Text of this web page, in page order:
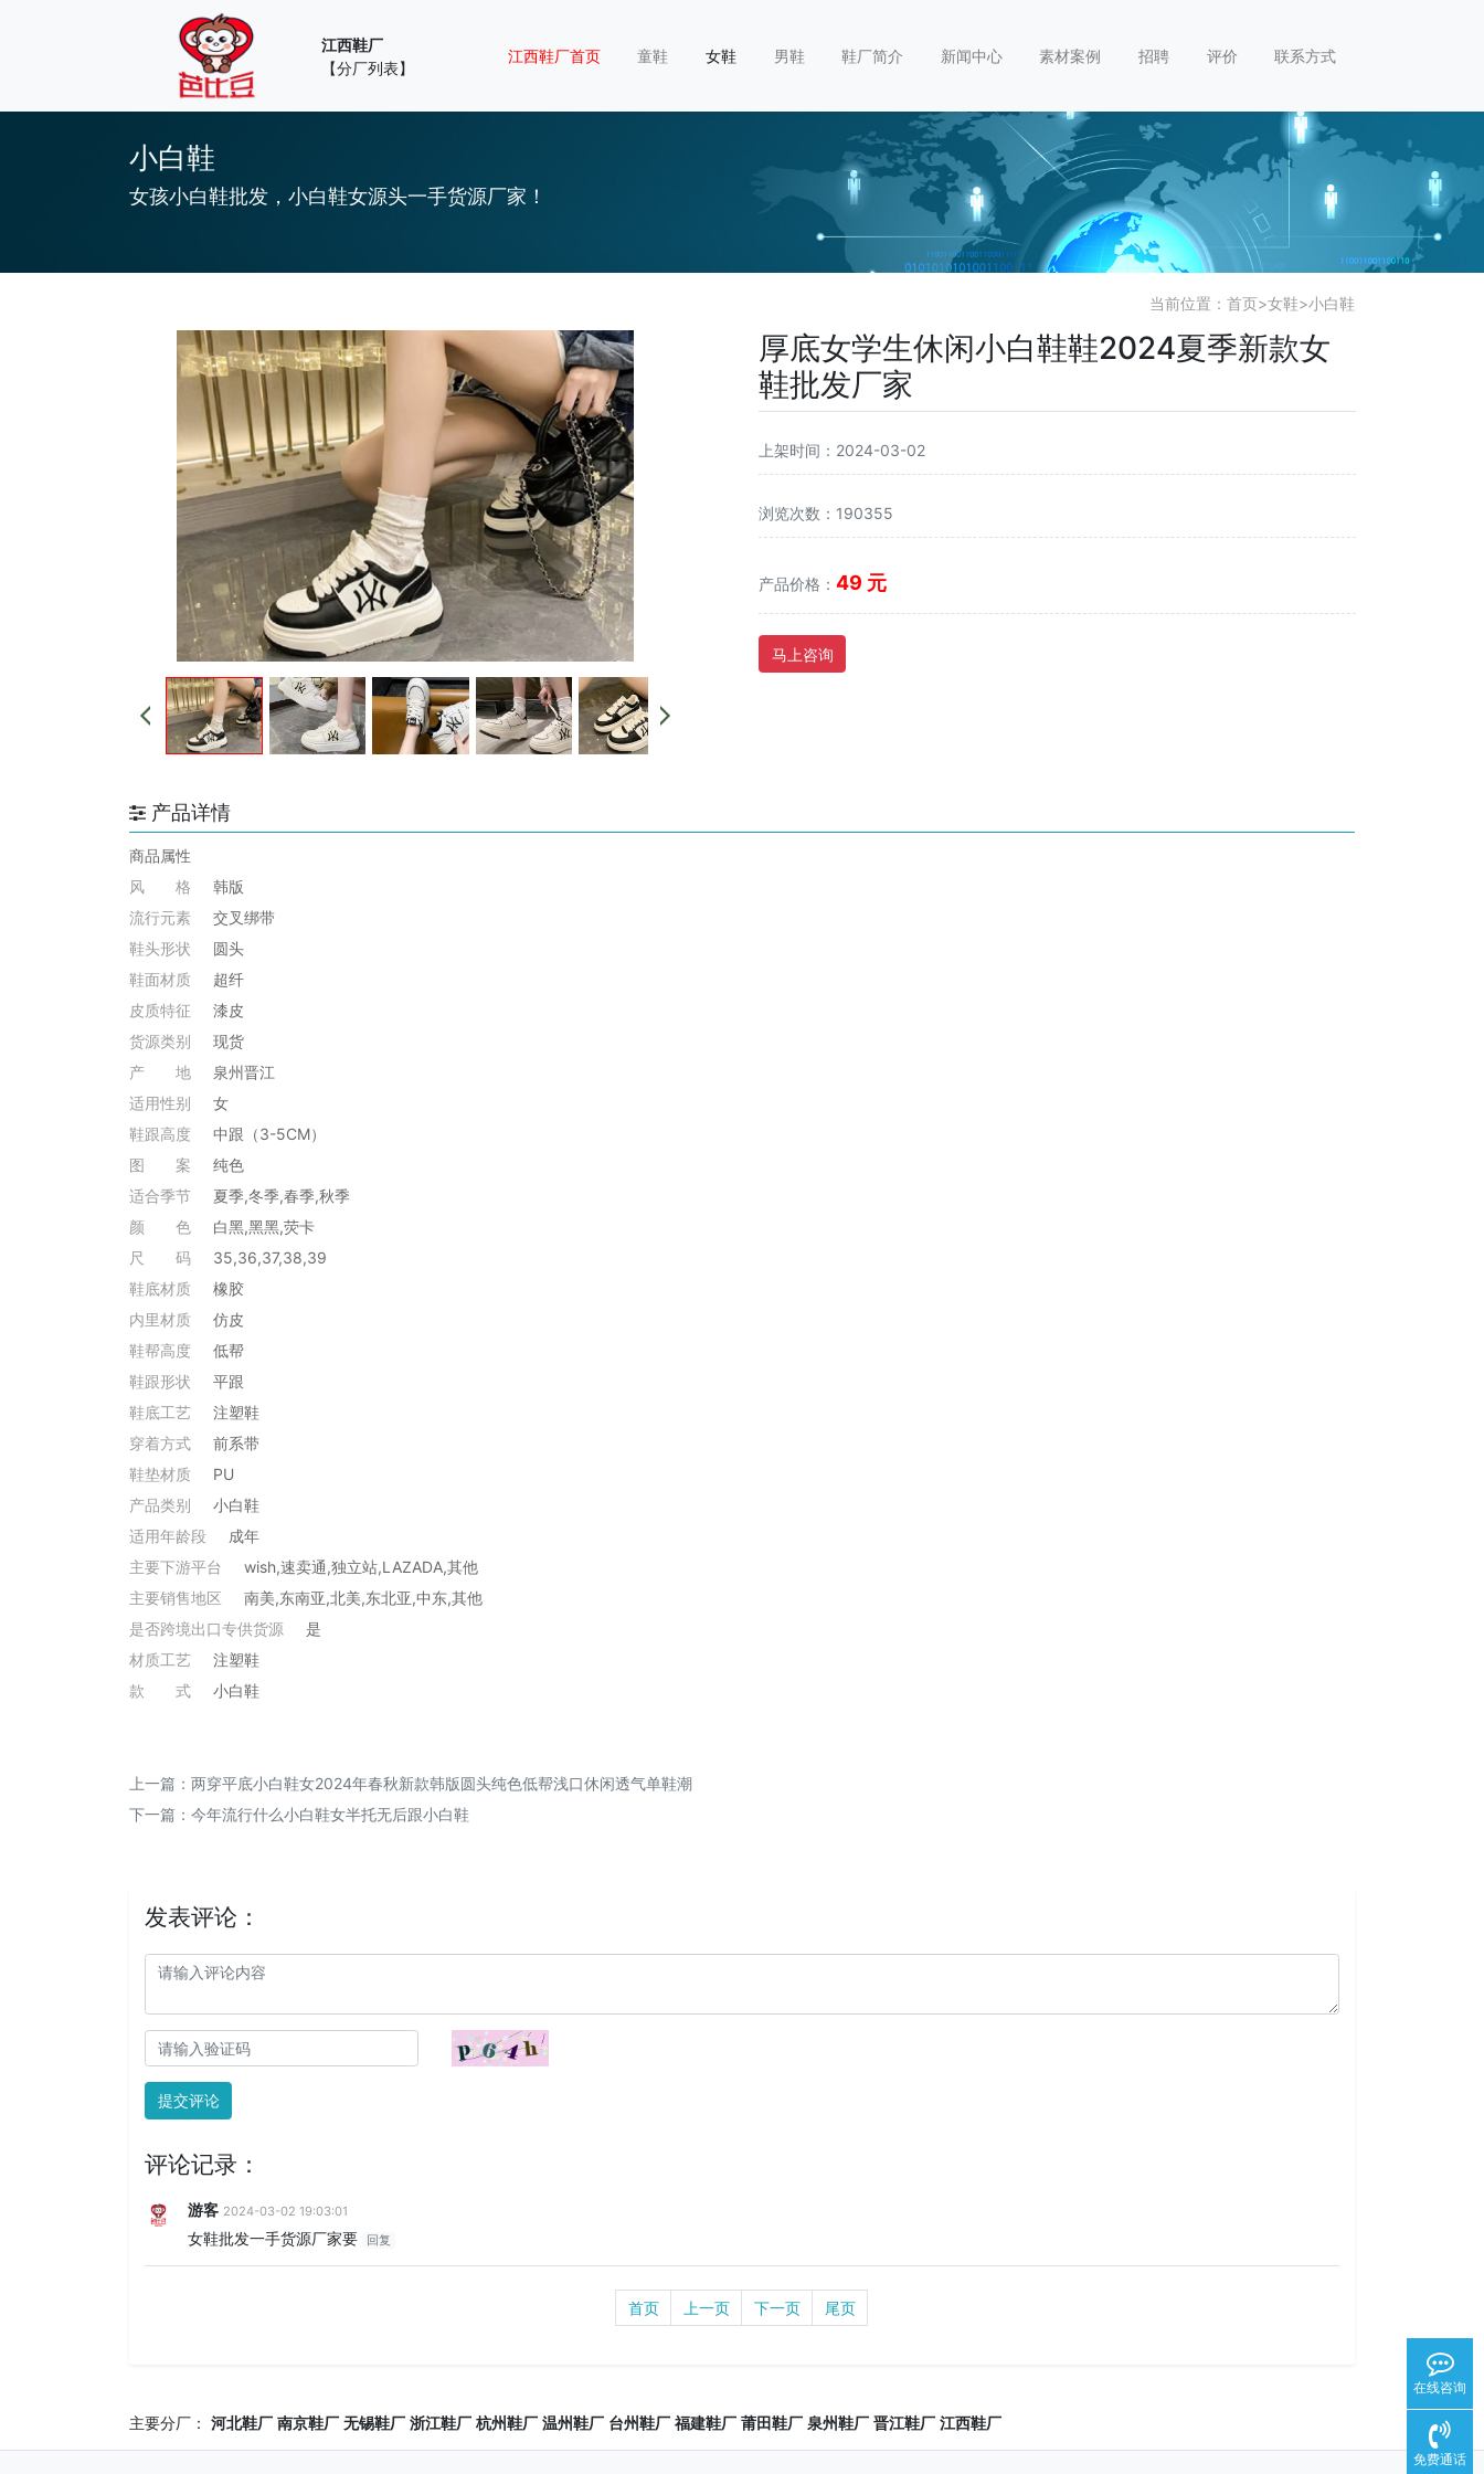
江西鞋厂
【分厂列表】
江西鞋厂首页 童鞋 女鞋 男鞋 鞋厂简介 新闻中心 素材案例 招聘 评价 联系方式
小白鞋
女孩小白鞋批发，小白鞋女源头一手货源厂家！
当前位置： 首页>女鞋>小白鞋
厚底女学生休闲小白鞋鞋2024夏季新款女
鞋批发厂家
上架时间：2024-03-02
浏览次数：190355
产品价格： 49 元
马上咨询
产品详情
商品属性
风 格
韩版
流行元素
交叉绑带
鞋头形状
圆头
鞋面材质
超纤
皮质特征
漆皮
货源类别
现货
产
地
泉州晋江
适用性别
女
鞋跟高度
中跟（3-5CM）
图
案
纯色
适合季节
夏季,冬季,春季,秋季
颜 色
白黑,黑黑,荧卡
尺
码
35,36,37,38,39
鞋底材质
橡胶
内里材质
仿皮
鞋帮高度
低帮
鞋跟形状
平跟
鞋底工艺
注塑鞋
穿着方式
前系带
鞋垫材质
PU
产品类别
小白鞋
适用年龄段
成年
主要下游平台
wish,速卖通,独立站,LAZADA,其他
主要销售地区
南美,东南亚,北美,东北亚,中东,其他
是否跨境出口专供货源
是
材质工艺
注塑鞋
款
式 小白鞋
上一篇： 两穿平底小白鞋女2024年春秋新款韩版圆头纯色低帮浅口休闲透气单鞋潮
下一篇： 今年流行什么小白鞋女半托无后跟小白鞋
发表评论：
提交评论
评论记录：
游客 2024-03-02 19:03:01
女鞋批发一手货源厂家要 回复
首页 上一页 下一页 尾页
主要分厂： 河北鞋厂 南京鞋厂 无锡鞋厂 浙江鞋厂 杭州鞋厂 温州鞋厂 台州鞋厂 福建鞋厂 莆田鞋厂 泉州鞋厂 晋江鞋厂 江西鞋厂
在线咨询
免费通话